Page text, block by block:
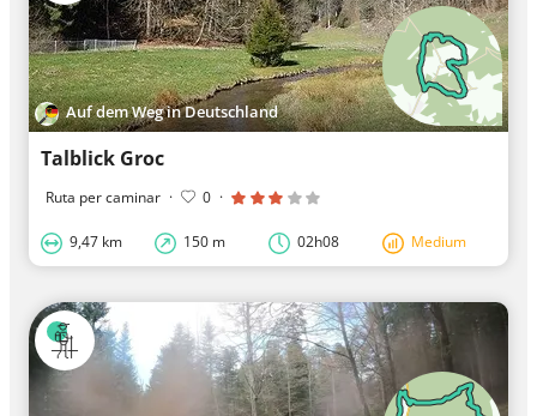
Auf dem Weg in Deutschland
Talblick Groc
Ruta per caminar · 0 ·
9,47 km 150 m 02h08 Medium